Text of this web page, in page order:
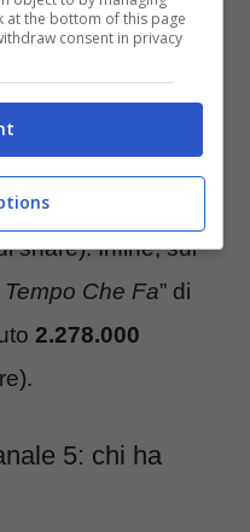
invece, trasmesso
di Fuoco
L’impero
col fiato sospeso
share). Infine, sul
Che Fa” di
2.278.000
5: chi ha
at the bottom of this page
consent in privacy